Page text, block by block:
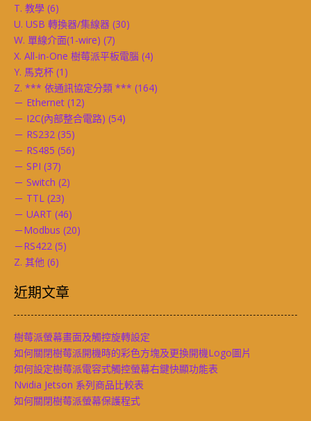
T. 教學 (6)
U. USB 轉換器/集線器 (30)
W. 單線介面(1-wire) (7)
X. All-in-One 樹莓派平板電腦 (4)
Y. 馬克杯 (1)
Z. *** 依通訊協定分類 *** (164)
－ Ethernet (12)
－ I2C(內部整合電路) (54)
－ RS232 (35)
－ RS485 (56)
－ SPI (37)
－ Switch (2)
－ TTL (23)
－ UART (46)
－Modbus (20)
－RS422 (5)
Z. 其他 (6)
近期文章
樹莓派螢幕畫面及觸控旋轉設定
如何關閉樹莓派開機時的彩色方塊及更換開機Logo圖片
如何設定樹莓派電容式觸控螢幕右鍵快顯功能表
Nvidia Jetson 系列商品比較表
如何關閉樹莓派螢幕保護程式